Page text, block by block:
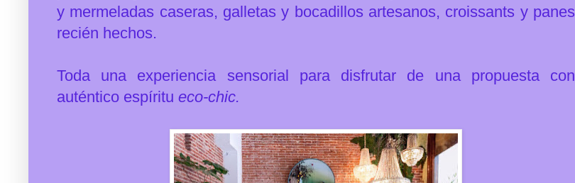
y mermeladas caseras, galletas y bocadillos artesanos, croissants y panes
recién hechos.
Toda una experiencia sensorial para disfrutar de una propuesta con
auténtico espíritu eco-chic.